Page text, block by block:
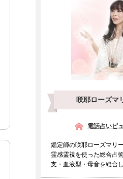
咲耶ローズマ
電話占いピ
鑑定師の咲耶ローズマリ
霊感霊視を使った総合占
支・血液型・母音を総合